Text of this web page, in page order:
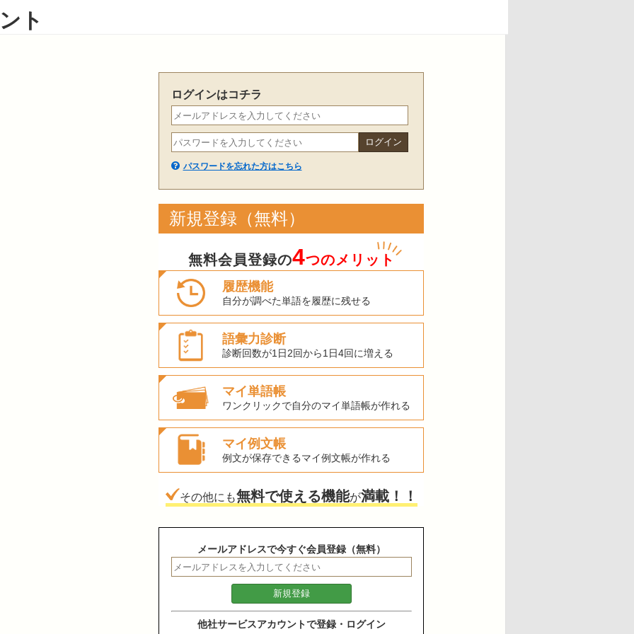
ト
ログインはコチラ
パスワードを忘れた方はこちら
新規登録（無料）
無料会員登録の4つのメリット
履歴機能
自分が調べた単語を履歴に残せる
語彙力診断
診断回数が1日2回から1日4回に増える
マイ単語帳
ワンクリックで自分のマイ単語帳が作れる
マイ例文帳
例文が保存できるマイ例文帳が作れる
その他にも無料で使える機能が満載！！
メールアドレスで今すぐ会員登録（無料）
他社サービスアカウントで登録・ログイン